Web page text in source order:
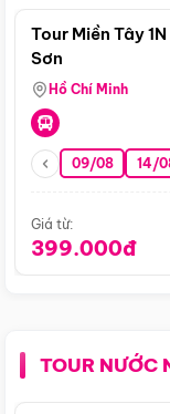
Tour Miền Tây
Sơn
Hồ Chí Minh
09/08 14/
Giá từ:
399.000đ
TOUR NƯỚC